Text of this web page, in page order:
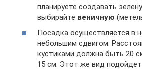
планируете создавать
выбирайте веничную
Посадка осуществляется в
небольшим сдвигом.
кустиками должна быть 20
15 см. Этот же вид